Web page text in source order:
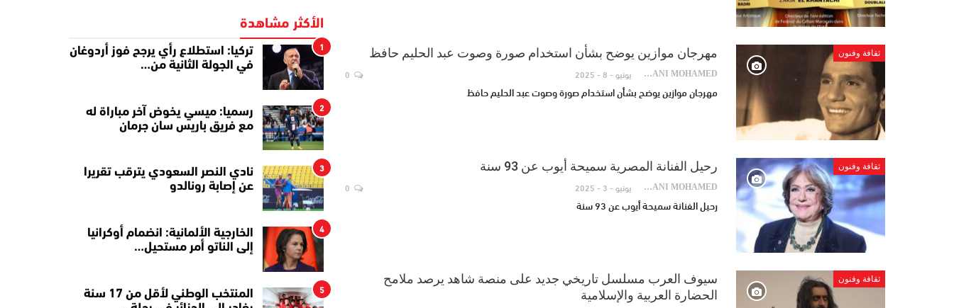
ثقافة وفنون مهرجان موازين يوضح بشأن استخدام صورة وصوت عبد الحليم حافظ
AYDANI MOHAMED يونيو - 8 - 2025
مهرجان موازين يوضح بشأن استخدام صورة وصوت عبد الحليم حافظ
ثقافة وفنون رحيل الفنانة المصرية سميحة أيوب عن 93 سنة
AYDANI MOHAMED يونيو - 3 - 2025
رحيل الفنانة سميحة أيوب عن 93 سنة
ثقافة وفنون
سيوف العرب مسلسل تاريخي جديد على منصة شاهد يرصد ملامح
الحضارة العربية والإسلامية
الأكثر مشاهدة
1
تركيا: استطلاع رأي يرجح فوز أردوغان
في الجولة الثانية من…
2
رسميا: ميسي يخوض آخر مباراة له
مع فريق باريس سان جرمان
3
نادي النصر السعودي يترقب تقريرا
عن إصابة رونالدو
4
الخارجية الألمانية: انضمام أوكرانيا
إلى الناتو أمر مستحيل…
5
المنتخب الوطني لأقل من 17 سنة